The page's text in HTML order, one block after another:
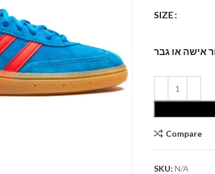
SIZE
אישה או גבר
Compare
SKU: N/A